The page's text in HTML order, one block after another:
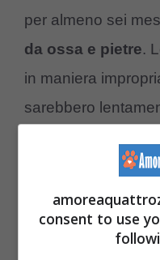
per almeno sei
da ossa e pietre.
in maniera
sarebbero
difatti soltanto 1,5
Si è scelto di
con un’operazione
consent to use